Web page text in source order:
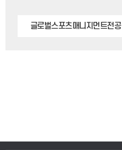
글로벌스포츠매니지먼트전공